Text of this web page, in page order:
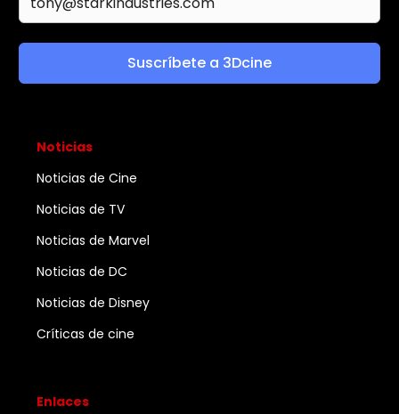
Suscríbete a 3Dcine
Noticias
Noticias de Cine
Noticias de TV
Noticias de Marvel
Noticias de DC
Noticias de Disney
Críticas de cine
Enlaces